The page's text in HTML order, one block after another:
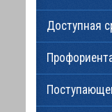
Доступная